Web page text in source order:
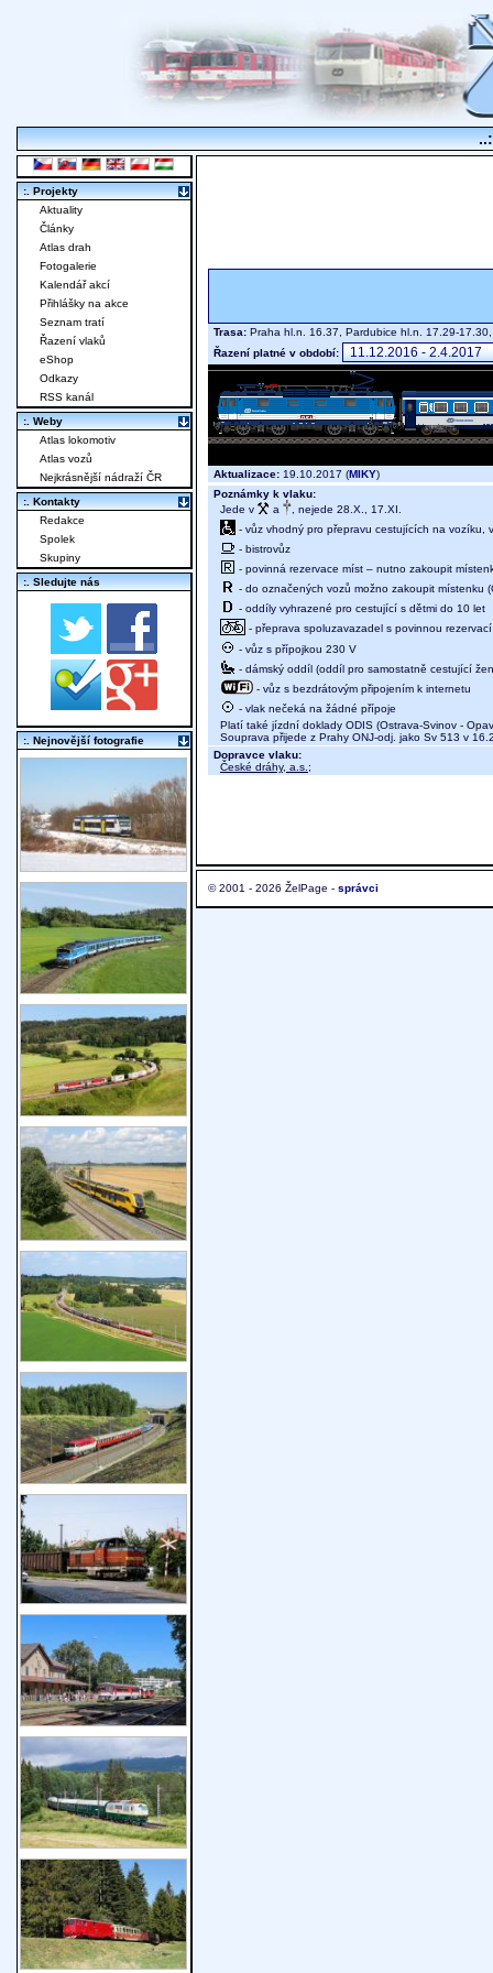
Trasa: Praha hl.n. 16.37, Pardubice hl.n. 17.29-
Řazení platné v období:
Aktualizace: 19.10.2017 (MIKY)
Poznámky k vlaku:
Jede v
a
, nejede 28.X., 17.XI.
- vůz vhodný pro přepravu cestujících na vozíku,
- bistrovůz
- povinná rezervace míst – nutno zakoupit
- do označených vozů možno zakoupit místenku
- oddíly vyhrazené pro cestující s dětmi do 10 let
- přeprava spoluzavazadel s povinnou
- vůz s přípojkou 230 V
- dámský oddíl (oddíl pro samostatně cestující
- vůz s bezdrátovým připojením k internetu
- vlak nečeká na žádné přípoje
Platí také jízdní doklady ODIS (Ostrava-Svinov -
Souprava přijede z Prahy ONJ-odj. jako Sv 513 v
Dopravce vlaku:
České dráhy, a.s. ;
© 2001 - 2026 ŽelPage - správci
:. Projekty
Aktuality
Články
Atlas drah
Fotogalerie
Kalendář akcí
Přihlášky na akce
Seznam tratí
Řazení vlaků
eShop
Odkazy
RSS kanál
:. Weby
Atlas lokomotiv
Atlas vozů
Nejkrásnější nádraží ČR
:. Kontakty
Redakce
Spolek
Skupiny
:. Sledujte nás
:. Nejnovější fotografie